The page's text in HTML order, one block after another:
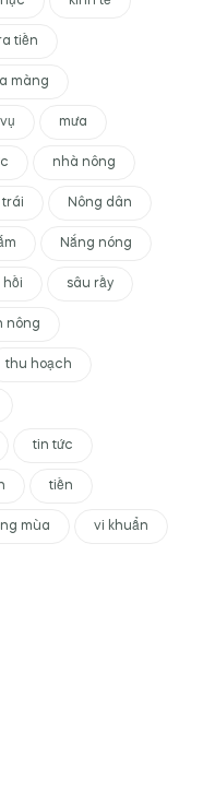
tiền
màng
mưa
nhà nông
trái Nông dân
Nắng nóng
hồi sâu rầy
nông
thu hoạch
tin tức
tiền
mùa vi khuẩn